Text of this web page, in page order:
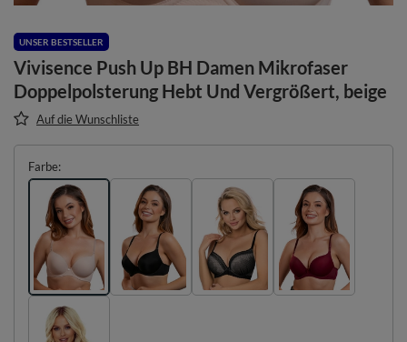
UNSER BESTSELLER
Vivisence Push Up BH Damen Mikrofaser
Doppelpolsterung Hebt Und Vergrößert, beige
Auf die Wunschliste
Farbe